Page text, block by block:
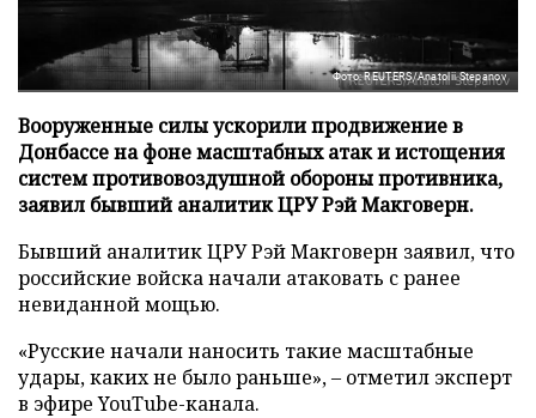
Фото: REUTERS/Anatolii Stepanov
Вооруженные силы ускорили продвижение в
Донбассе на фоне масштабных атак и истощения
систем противовоздушной обороны противника,
заявил бывший аналитик ЦРУ Рэй Макговерн.
Бывший аналитик ЦРУ Рэй Макговерн заявил, что
российские войска начали атаковать с ранее
невиданной мощью.
«Русские начали наносить такие масштабные
удары, каких не было раньше», – отметил эксперт
в эфире YouTube-канала.